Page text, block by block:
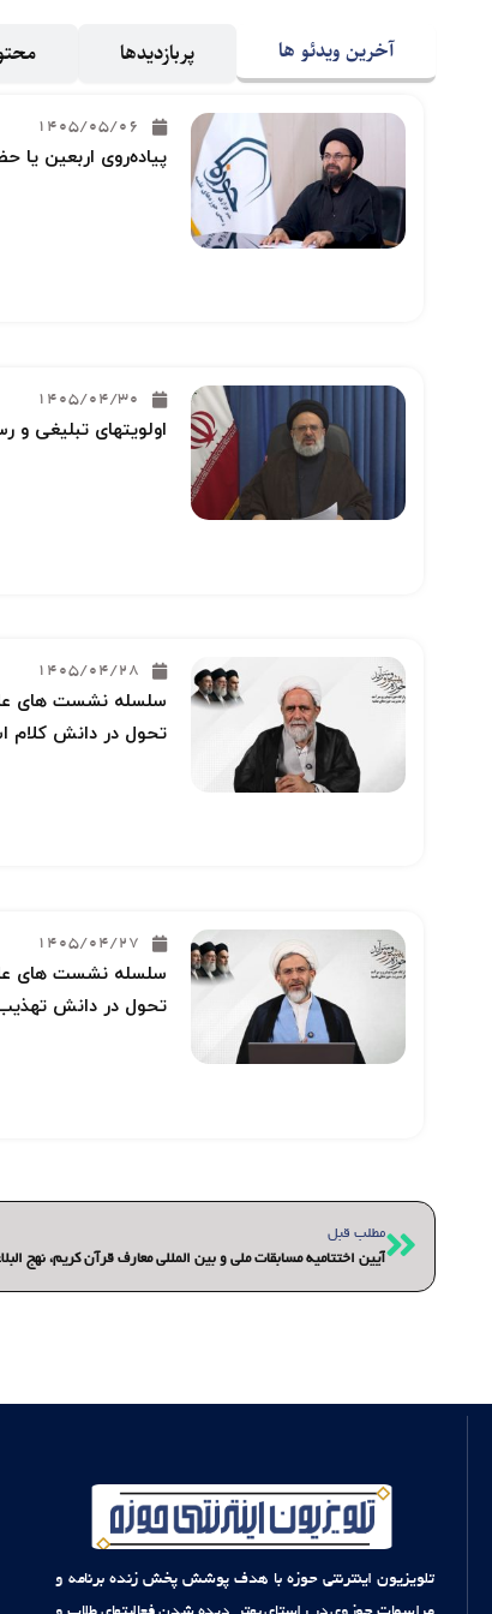
آخرین ویدئو ها پربازدیدها
1405/05/06
پیاده‌روی اربعین یا
1405/04/30
اولویتهای تبلیغی و
1405/04/28
سلسله نشست های
تحول در دانش کلام
1405/04/27
سلسله نشست های
تحول در دانش
قبلیمطلب قبل
آیین اختتامیه مسابقات ملی و بین المللی معارف قرآن کریم، نهج
تلویزیون اینترنتی حوزه با هدف پوشش پخش زنده برنامه و